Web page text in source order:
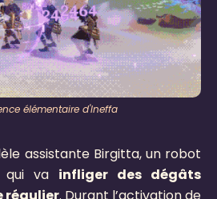
élémentaire d'Ineffa
assistante Birgitta, un robot
qui va infliger des dégâts
régulier. Durant l’activation de